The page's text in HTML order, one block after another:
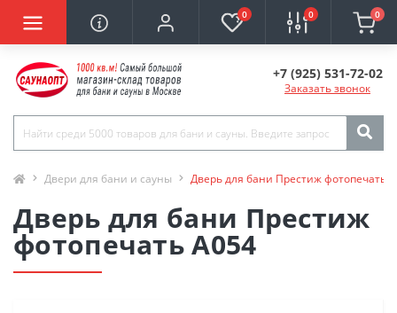
0 0 0
+7 (925) 531-72-02
Заказать звонок
Двери для бани и сауны Дверь для бани Престиж фотопечать
Дверь для бани Престиж
фотопечать А054